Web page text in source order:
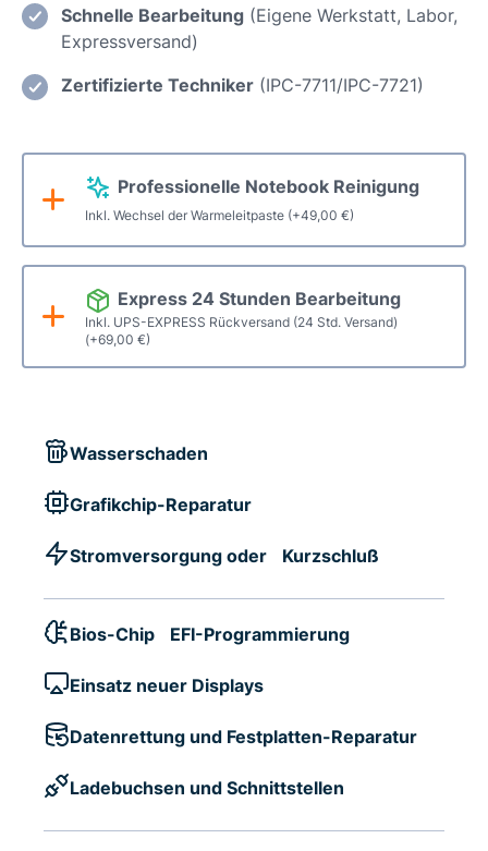
Professionelle Notebook Reinigung
Inkl. Wechsel der Warmeleitpaste (+49,00 €)
Express 24 Stunden Bearbeitung
Inkl. UPS-EXPRESS Rückversand (24 Std. Versand)
(+69,00 €)
-
Baujahr
2023.
neuen
Displays
/
Displaywechsel
Menge
Schnelle Bearbeitung (Eigene Werkstatt, Labor,
Expressversand)
Zertifizierte Techniker (IPC-7711/IPC-7721)
Wasserschaden
Grafikchip-Reparatur
Stromversorgung oder Kurzschluß
Bios-Chip EFI-Programmierung
Einsatz neuer Displays
Datenrettung und Festplatten-Reparatur
Ladebuchsen und Schnittstellen